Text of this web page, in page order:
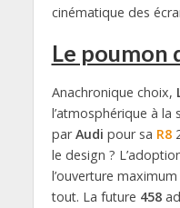
cinématique des
Le poumon
Anachronique choix,
l’atmosphérique à
parAudi pour sa R8
le design ?
l’ouverture
tout. La future 458